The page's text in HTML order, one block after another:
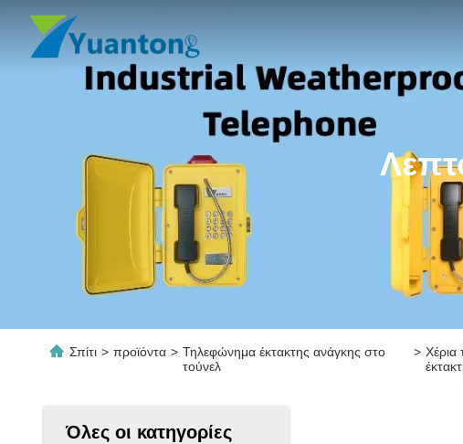
Σπίτι > προϊόντα > Τηλεφώνημα έκτακτης ανάγκης στο
τούνελ
> Χέρια
Όλες οι κατηγορίες